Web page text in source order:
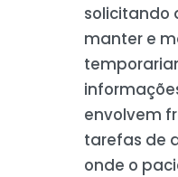
solicitando
manter e
envolvem
tarefas de
onde o